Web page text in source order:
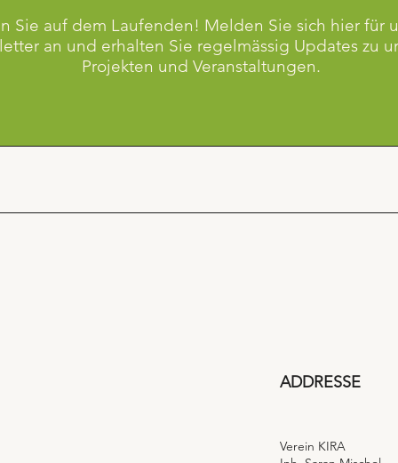
Sie auf dem Laufenden! Melden Sie sich hier für
an und erhalten Sie regelmässig Updates zu
Projekten und Veranstaltungen.
​ADDRESSE
Verein KIRA